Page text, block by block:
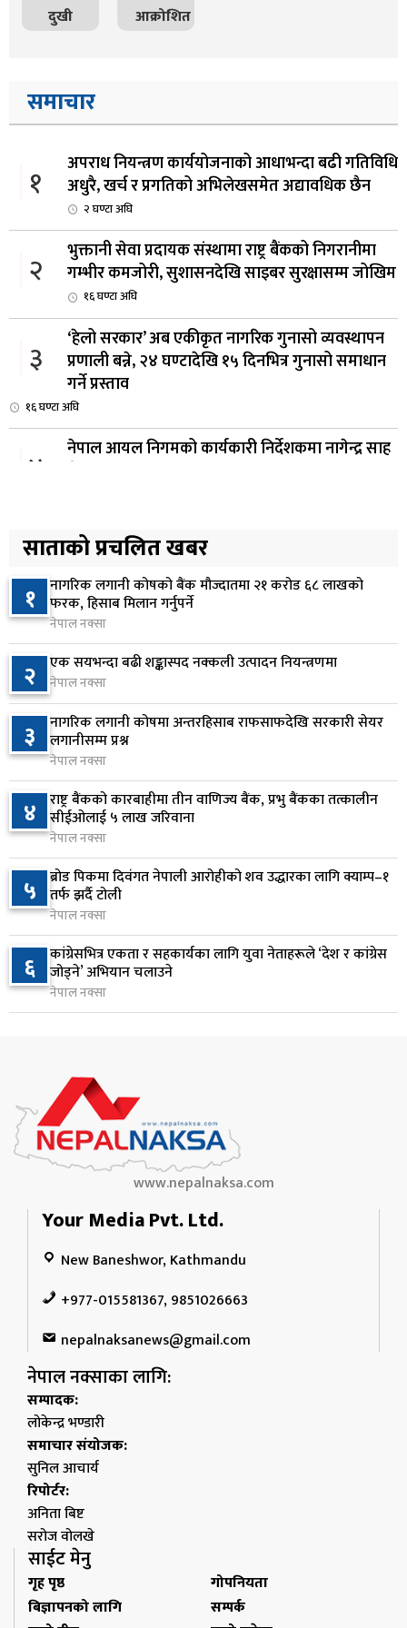
दुखी आक्रोशित
समाचार
१
अपराध नियन्त्रण कार्ययोजनाको आधाभन्दा बढी गतिविधि
अधुरै, खर्च र प्रगतिको अभिलेखसमेत अद्यावधिक छैन
२ घण्टा अघि
२
भुक्तानी सेवा प्रदायक संस्थामा राष्ट्र बैंकको निगरानीमा
गम्भीर कमजोरी, सुशासनदेखि साइबर सुरक्षासम्म जोखिम
१६ घण्टा अघि
३
‘हेलो सरकार’ अब एकीकृत नागरिक गुनासो व्यवस्थापन
प्रणाली बन्ने, २४ घण्टादेखि १५ दिनभित्र गुनासो समाधान
गर्ने प्रस्ताव
१६ घण्टा अघि
४
नेपाल आयल निगमको कार्यकारी निर्देशकमा नागेन्द्र साह
५
अनलाइन सेवा विस्तारलाई प्राथमिकता दिँदै त्रिभुवन
विश्वविद्यालयले नयाँ नीति तथा कार्यक्रम ल्याउने
१८ घण्टा अघि
६
सरकारद्वारा राष्ट्रसेवक कर्मचारीको नयाँ तलबमान
स्वीकृत, न्यूनतम तलब २८ हजार ९८४ रुपैयाँ
१९ घण्टा अघि
७
सिद्धबाबा सुरुङ निर्माणमा ३ अर्ब १ करोड खर्च, २०८३
फागुनको समयसीमा
१ दिन अघि
८
निम्सदाइसहित चार पर्वतारोहीको शव बेस क्याम्पमा
ल्याइयो
१ दिन अघि
९
सुनसरी र सिरहाका घटनाका पीडितलाई राहत र उपचार
दिने सरकारको निर्णय
१ दिन अघि
१०
कृषि क्षेत्रलाई आत्मनिर्भर बनाउने लक्ष्यसहित राष्ट्रिय कृषि
नीति २०८३ जारी
साताको प्रचलित खबर
१ नागरिक लगानी कोषको बैंक मौज्दातमा २१ करोड ६८ लाखको
फरक, हिसाब मिलान गर्नुपर्ने
नेपाल नक्सा
२ एक सयभन्दा बढी शङ्कास्पद नक्कली उत्पादन नियन्त्रणमा
नेपाल नक्सा
३ नागरिक लगानी कोषमा अन्तरहिसाब राफसाफदेखि सरकारी सेयर
लगानीसम्म प्रश्न
नेपाल नक्सा
४ राष्ट्र बैंकको कारबाहीमा तीन वाणिज्य बैंक, प्रभु बैंकका तत्कालीन
सीईओलाई ५ लाख जरिवाना
नेपाल नक्सा
५ ब्रोड पिकमा दिवंगत नेपाली आरोहीको शव उद्धारका लागि क्याम्प–१
तर्फ झर्दै टोली
नेपाल नक्सा
६ कांग्रेसभित्र एकता र सहकार्यका लागि युवा नेताहरूले ‘देश र कांग्रेस
जोड्ने’ अभियान चलाउने
नेपाल नक्सा
www.nepalnaksa.com
Your Media Pvt. Ltd.
New Baneshwor, Kathmandu
+977-015581367, 9851026663
nepalnaksanews@gmail.com
नेपाल नक्साका लागि:
सम्पादक:
लोकेन्द्र भण्डारी
समाचार संयोजक:
सुनिल आचार्य
रिपोर्टर:
अनिता बिष्ट
सरोज वोलखे
साईट मेनु
गृह पृष्ठ
गोपनियता
बिज्ञापनको लागि
सम्पर्क